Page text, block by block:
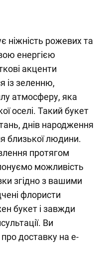
ніжність рожевих та
енергією
акценти
із зеленню,
атмосферу, яка
оселі. Такий букет
днів народження
близької людини.
протягом
можливість
згідно з вашими
флористи
букет і завжди
Ви
доставку на e-